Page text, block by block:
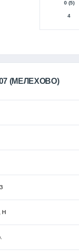
0 (5)
4
(МЕЛЕХОВО)
, Н